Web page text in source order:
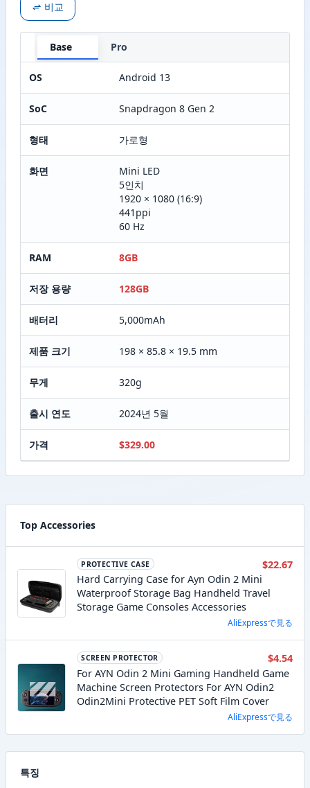
비교
Base Pro
OS Android 13
SoC Snapdragon 8 Gen 2
형태 가로형
화면
Mini LED
5인치
1920 × 1080 (16:9)
441ppi
60 Hz
RAM 8GB
저장 용량 128GB
배터리 5,000mAh
제품 크기 198 × 85.8 × 19.5 mm
무게 320g
출시 연도 2024년 5월
가격 $329.00
Top Accessories
PROTECTIVE CASE
$22.67
Hard Carrying Case for Ayn Odin 2 Mini
Waterproof Storage Bag Handheld Travel
Storage Game Consoles Accessories
AliExpressで見る
SCREEN PROTECTOR
$4.54
For AYN Odin 2 Mini Gaming Handheld Game
Machine Screen Protectors For AYN Odin2
Odin2Mini Protective PET Soft Film Cover
AliExpressで見る
특징